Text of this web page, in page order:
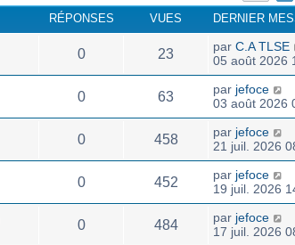
RÉPONSES VUES DERNIER
0 23 par C.A TLSE
05 août 2026
0 63 par jefoce
03 août 2026
0 458 par jefoce
21 juil. 2026
0 452 par jefoce
19 juil. 2026
0 484 par jefoce
17 juil. 2026